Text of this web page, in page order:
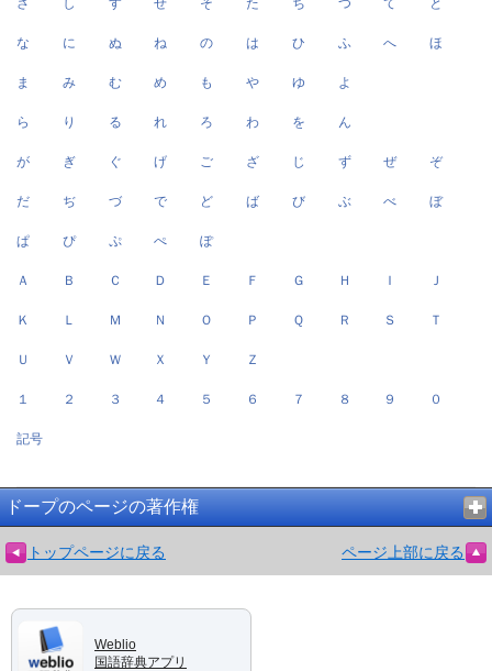
さ し す せ そ た ち つ て と
な に ぬ ね の は ひ ふ へ ほ
ま み む め も や ゆ よ
ら り る れ ろ わ を ん
が ぎ ぐ げ ご ざ じ ず ぜ ぞ
だ ぢ づ で ど ば び ぶ べ ぼ
ぱ ぴ ぷ ぺ ぽ
Ａ Ｂ Ｃ Ｄ Ｅ Ｆ Ｇ Ｈ Ｉ Ｊ
Ｋ Ｌ Ｍ Ｎ Ｏ Ｐ Ｑ Ｒ Ｓ Ｔ
Ｕ Ｖ Ｗ Ｘ Ｙ Ｚ
１ ２ ３ ４ ５ ６ ７ ８ ９ ０
記号
ドープのページの著作権
トップページに戻る ページ上部に戻る
Weblio
国語辞典アプリ